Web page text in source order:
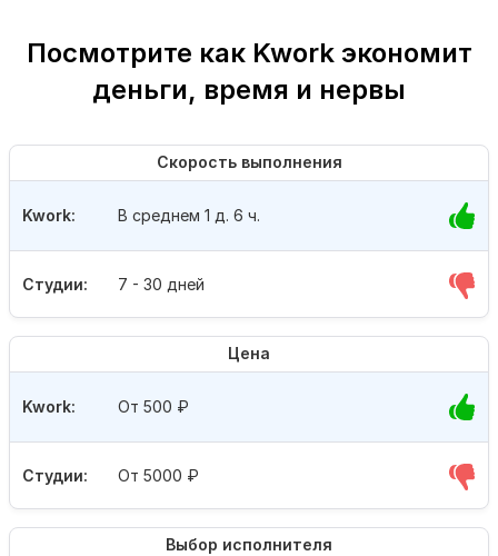
Посмотрите как Kwork экономит
деньги, время и нервы
Скорость выполнения
Студии: 7 - 30 дней
Kwork: В среднем 1 д. 6 ч.
Цена
Студии: От 5000 ₽
Kwork: От 500 ₽
Выбор исполнителя